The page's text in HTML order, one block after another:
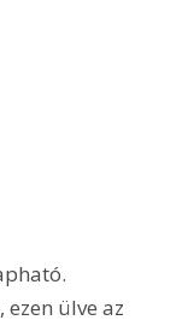
ülve az